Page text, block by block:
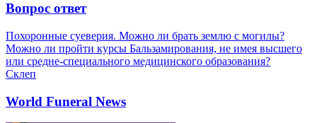
Вопрос ответ
Похоронные суеверия. Можно ли брать землю с могилы?
Можно ли пройти курсы Бальзамирования, не имея высшего
или средне-специального медицинского образования?
Склеп
World Funeral News